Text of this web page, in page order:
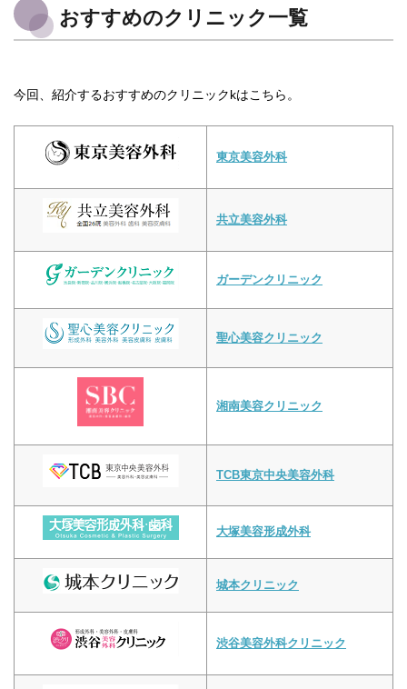
おすすめのクリニック一覧
今回、紹介するおすすめのクリニックkはこちら。
東京美容外科
共立美容外科
ガーデンクリニック
聖心美容クリニック
湘南美容クリニック
TCB東京中央美容外科
大塚美容形成外科
城本クリニック
渋谷美容外科クリニック